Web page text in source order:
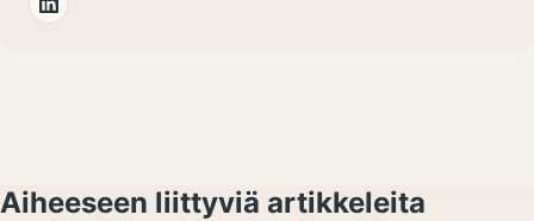
Aiheeseen liittyviä artikkeleita